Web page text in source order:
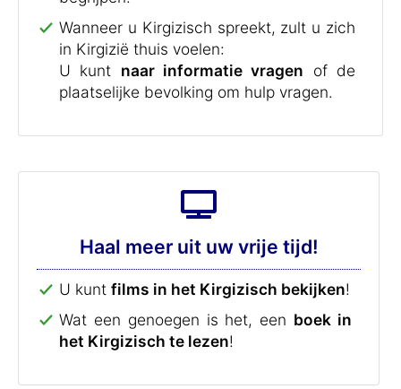
Wanneer u Kirgizisch spreekt, zult u zich
in Kirgizië thuis voelen:
U kunt naar informatie vragen of de
plaatselijke bevolking om hulp vragen.
Haal meer uit uw vrije tijd!
U kunt films in het Kirgizisch bekijken!
Wat een genoegen is het, een boek in
het Kirgizisch te lezen!